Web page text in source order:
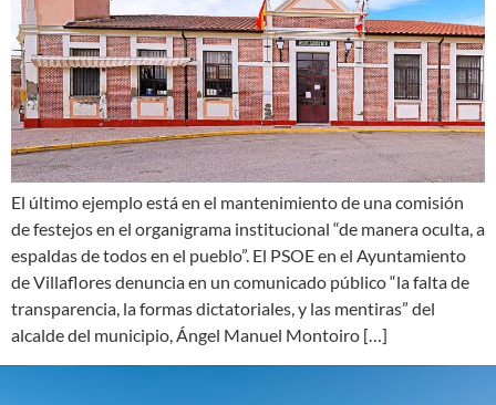
El último ejemplo está en el mantenimiento de una comisión
de festejos en el organigrama institucional “de manera oculta, a
espaldas de todos en el pueblo”. El PSOE en el Ayuntamiento
de Villaflores denuncia en un comunicado público “la falta de
transparencia, la formas dictatoriales, y las mentiras” del
alcalde del municipio, Ángel Manuel Montoiro […]